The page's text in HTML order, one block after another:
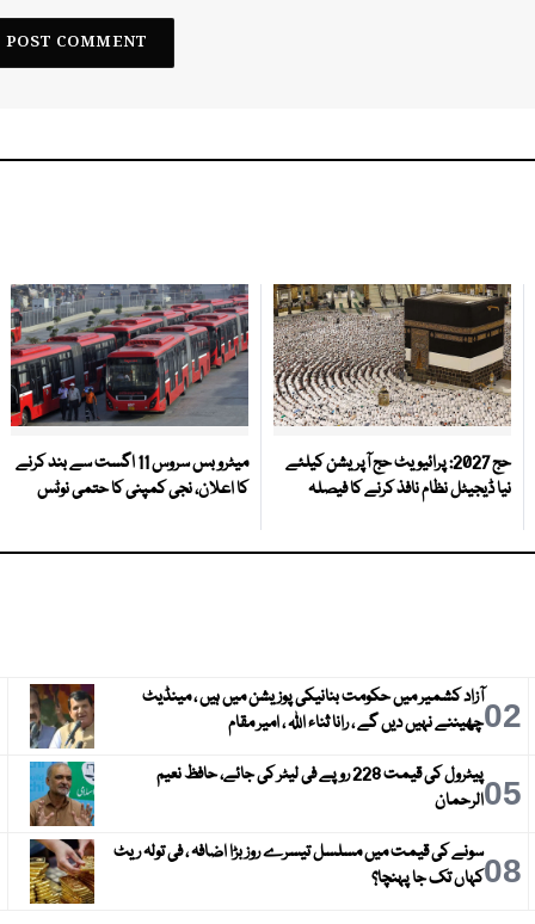
حج 2027: پرائیویٹ حج آپریشن کیلئے
نیا ڈیجیٹل نظام نافذ کرنے کا فیصلہ
میٹرو بس سروس 11 اگست سے بند کرنے
کا اعلان، نجی کمپنی کا حتمی نوٹس
02آزاد کشمیر میں حکومت بنانیکی پوزیشن میں ہیں ، مینڈیٹ
چھیننے نہیں دیں گے ، رانا ثناء اللہ ، امیر مقام
05
پیٹرول کی قیمت 228 روپے فی لیٹر کی جائے، حافظ نعیم
الرحمان
08سونے کی قیمت میں مسلسل تیسرے روز بڑا اضافہ ، فی تولہ ریٹ
کہاں تک جا پہنچا؟